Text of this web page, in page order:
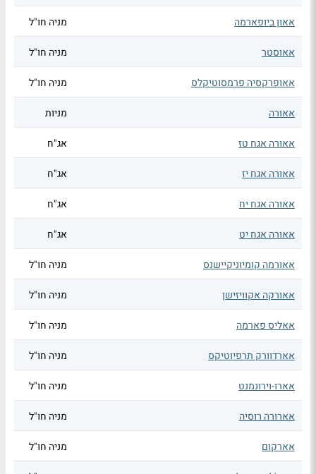
אאון ביופארמה מניה חו"ל
אאוסטר מניה חו"ל
אאופרקסיה פרמסוטיקלס מניה חו"ל
אאורה מניות
אאורה אגח טז אג"ח
אאורה אגח יז אג"ח
אאורה אגח יח אג"ח
אאורה אגח יט אג"ח
אאורמה קומיוניקיישנס מניה חו"ל
אאורקה אקוויזישן מניה חו"ל
אאליס פארמה מניה חו"ל
אארדוורק תרפיוטיקס מניה חו"ל
אארו-וירונמנט מניה חו"ל
אארורה רוסיה מניה חו"ל
אארקום מניה חו"ל